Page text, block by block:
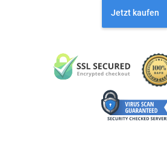
Jetzt kaufen